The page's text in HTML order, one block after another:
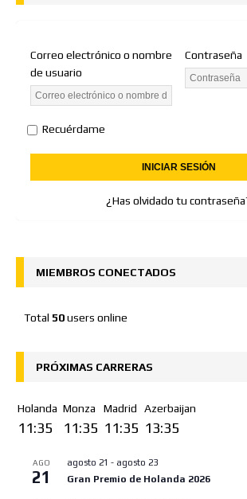
Correo electrónico o nombre
de usuario
Contraseña
Recuérdame
¿Has olvidado tu
MIEMBROS CONECTADOS
Total 50users online
PRÓXIMAS CARRERAS
Holanda
11:35
Monza
11:35
Madrid
11:35
Azerbaijan
13:35
AGO
21
agosto 21 - agosto 23
Gran Premio de Holanda 2026